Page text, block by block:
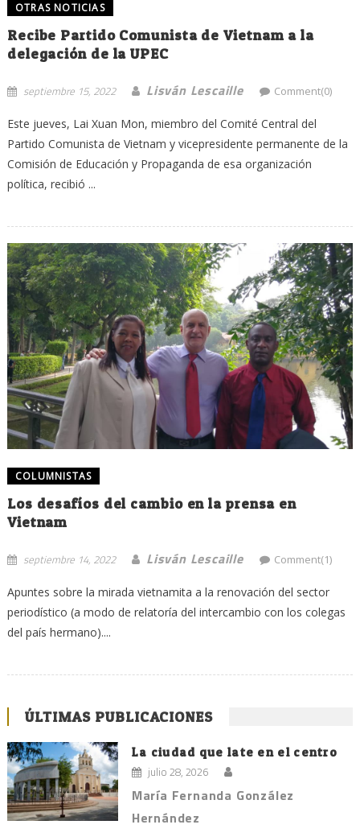
OTRAS NOTICIAS
Recibe Partido Comunista de Vietnam a la
delegación de la UPEC
septiembre 15, 2022 Lisván Lescaille Comment(0)
Este jueves, Lai Xuan Mon, miembro del Comité Central del
Partido Comunista de Vietnam y vicepresidente permanente de la
Comisión de Educación y Propaganda de esa organización
política, recibió ...
COLUMNISTAS
Los desafíos del cambio en la prensa en
Vietnam
septiembre 14, 2022 Lisván Lescaille Comment(1)
Apuntes sobre la mirada vietnamita a la renovación del sector
periodístico (a modo de relatoría del intercambio con los colegas
del país hermano)....
ÚLTIMAS PUBLICACIONES
La ciudad que late en el centro
julio 28, 2026
María Fernanda González
Hernández